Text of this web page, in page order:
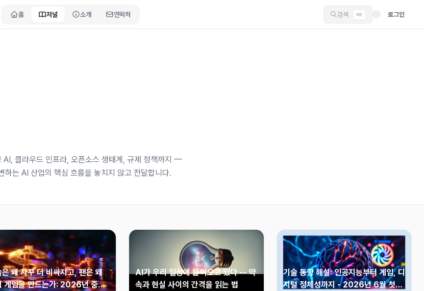
홈 저널 소개 연락처 검색 ⌘K 로그인
AI, 클라우드 인프라, 오픈소스 생태계, 규제 정책까지 —
하는 AI 산업의 핵심 흐름을 놓치지 않고 전달합니다.
은 왜 자꾸 더 비싸지고, 팬은 왜
게임을 만드는가: 2026년 중반
AI가 우리 일상에 들어오고 있다 -- 약
속과 현실 사이의 간격을 읽는 법
기술 동향 해설: 인공지능부터 게임, 디
지털 정체성까지 - 2026년 6월 첫째